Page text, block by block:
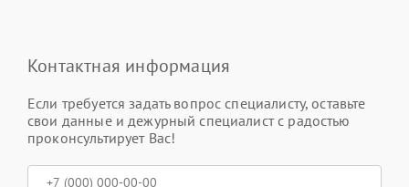
Контактная информация
Если требуется задать вопрос специалисту, оставьте
свои данные и дежурный специалист с радостью
проконсультирует Вас!